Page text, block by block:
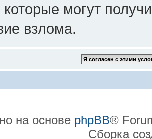
которые могут
взлома.
на основе phpBB®
Сборка